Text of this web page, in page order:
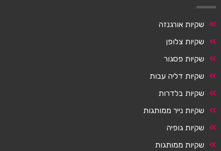
שקיות אורגנזה
שקיות צלופן
שקיות פסגור
שקיות דליה עבות
שקיות בלדרות
שקיות נייר ממותגות
שקיות גופיה
שקיות ממותגות